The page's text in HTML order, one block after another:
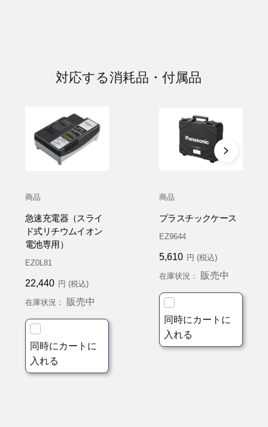
対応する消耗品・付属品
商品
急速充電器（スライ
ド式リチウムイオン
電池専用）
EZ0L81
22,440 円 (税込)
在庫状況： 販売中
同時にカートに
入れる
商品
プラスチックケース
EZ9644
5,610 円 (税込)
在庫状況： 販売中
同時にカートに
入れる